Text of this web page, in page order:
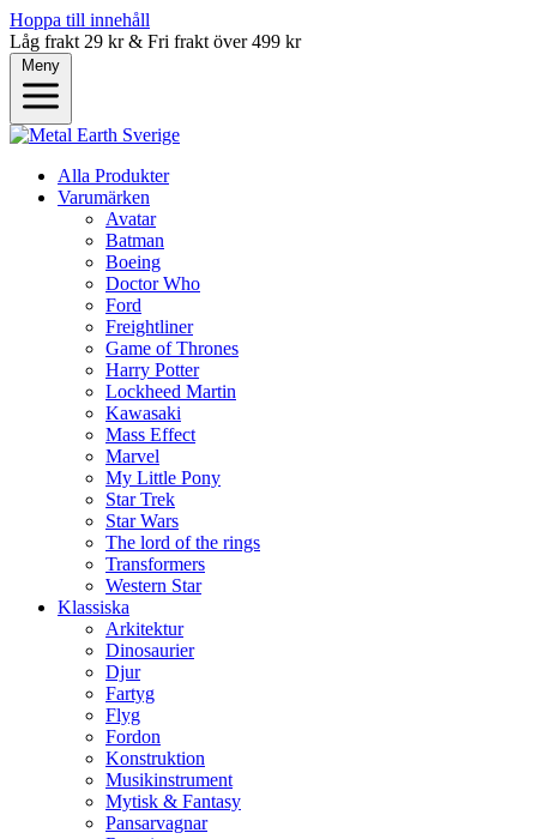
Hoppa till innehåll
Låg frakt 29 kr & Fri frakt över 499 kr
Meny
Alla Produkter
Varumärken
Avatar
Batman
Boeing
Doctor Who
Ford
Freightliner
Game of Thrones
Harry Potter
Lockheed Martin
Kawasaki
Mass Effect
Marvel
My Little Pony
Star Trek
Star Wars
The lord of the rings
Transformers
Western Star
Klassiska
Arkitektur
Dinosaurier
Djur
Fartyg
Flyg
Fordon
Konstruktion
Musikinstrument
Mytisk & Fantasy
Pansarvagnar